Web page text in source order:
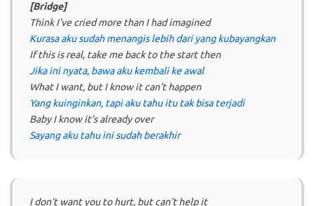
[Bridge]
Think I’ve cried more than I had imagined
Kurasa aku sudah menangis lebih dari yang kubayangkan
If this is real, take me back to the start then
Jika ini nyata, bawa aku kembali ke awal
What I want, but I know it can’t happen
Yang kuinginkan, tapi aku tahu itu tak bisa terjadi
Baby I know it’s already over
Sayang aku tahu ini sudah berakhir
I don’t want you to hurt, but can’t help it